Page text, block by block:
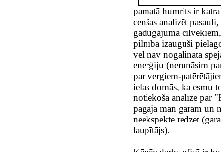
pamatā humrits ir
cenšas analizēt
gadugājuma
pilnībā izauguši
vēl nav nogalināta
enerģiju (nerunāsim
par vergiem-
ielas domās, ka esmu
notiekošā analīzē par
pagāja man garām un
neekspektē redzēt
laupītājs).